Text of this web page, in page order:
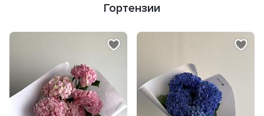
Гортензии